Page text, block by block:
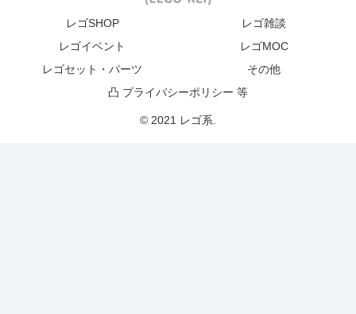
レゴSHOP
レゴ雑談
レゴイベント
レゴMOC
レゴセット・パーツ
その他
凸 プライバシーポリシー 等
© 2021 レゴ系.